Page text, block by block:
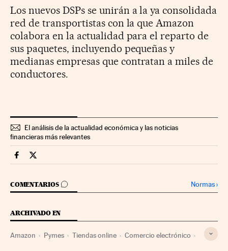
Los nuevos DSPs se unirán a la ya consolidada
red de transportistas con la que Amazon
colabora en la actualidad para el reparto de
sus paquetes, incluyendo pequeñas y
medianas empresas que contratan a miles de
conductores.
El análisis de la actualidad económica y las noticias
financieras más relevantes
Companias Cinco Días en Facebook
Companias Cinco Días en Twitter
COMENTARIOS
IR A LOS COMENTARIOS Normas›
ARCHIVADO EN
Amazon Pymes Tiendas online Comercio electrónico